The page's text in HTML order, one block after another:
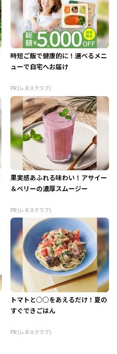
時短ご飯で健康的に！選べるメニ
ューで自宅へお届け
PR (レタスクラブ)
果実感あふれる味わい！アサイー
＆ベリーの濃厚スムージー
PR (レタスクラブ)
トマトと○○をあえるだけ！夏の
すぐできごはん
PR (レタスクラブ)